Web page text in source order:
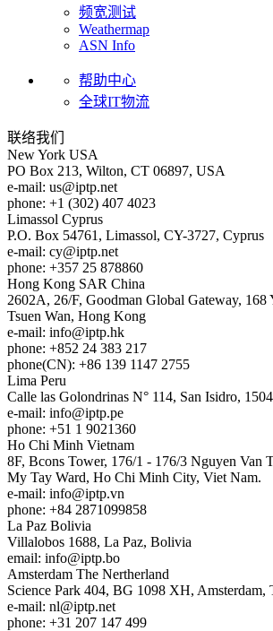
频宽测试
Weathermap
ASN Info
帮助中心
全球IT物流
联络我们
New York USA
PO Box 213, Wilton, CT 06897, USA
e-mail: us
iptp.net
phone: +1 (302) 407 4023
Limassol Cyprus
P.O. Box 54761, Limassol, CY-3727, Cyprus
e-mail: cy
iptp.net
phone: +357 25 878860
Hong Kong SAR China
2602A, 26/F, Goodman Global Gateway, 168
Tsuen Wan, Hong Kong
e-mail: info
iptp.hk
phone: +852 24 383 217
phone(CN): +86 139 1147 2755
Lima Peru
Calle las Golondrinas N° 114, San Isidro,
e-mail: info
iptp.pe
phone: +51 1 9021360
Ho Chi Minh Vietnam
8F, Bcons Tower, 176/1 - 176/3 Nguyen Van
My Tay Ward, Ho Chi Minh City, Viet Nam.
e-mail: info
iptp.vn
phone: +84 2871099858
La Paz Bolivia
Villalobos 1688, La Paz, Bolivia
email: info
iptp.bo
Amsterdam The Nertherland
Science Park 404, BG 1098 XH, Amsterdam,
e-mail: nl
iptp.net
phone: +31 207 147 499